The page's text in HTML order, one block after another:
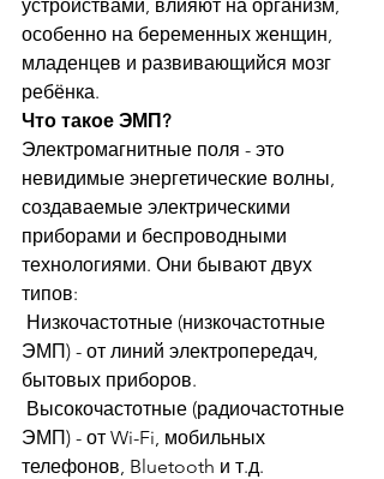
устройствами, влияют на организм,
особенно на беременных женщин,
младенцев и развивающийся мозг
ребёнка.
Что такое ЭМП?
Электромагнитные поля - это
невидимые энергетические волны,
создаваемые электрическими
приборами и беспроводными
технологиями. Они бывают двух
типов:
ЭМП) - от линий электропередач,
бытовых приборов.
ЭМП) - от Wi-Fi, мобильных
телефонов, Bluetooth и т.д.